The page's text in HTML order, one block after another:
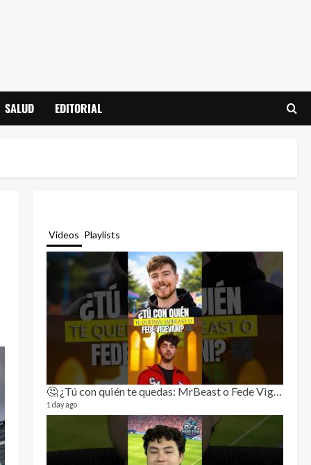
SALUD EDITORIAL
Videos Playlists
🤔 ¿Tú con quién te quedas: MrBeast o Fede Vigevani?🎥🔥
1 day ago
3